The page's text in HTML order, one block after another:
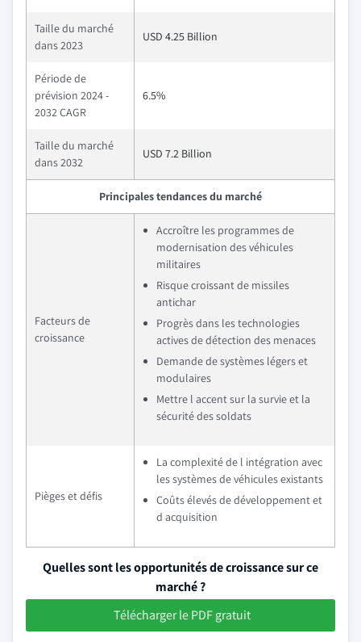
Taille du marché
dans 2023
USD 4.25 Billion
Période de
prévision 2024 -
2032 CAGR
6.5%
Taille du marché
dans 2032
USD 7.2 Billion
Principales tendances du marché
Facteurs de
croissance
Accroître les programmes de
modernisation des véhicules
militaires
Risque croissant de missiles
antichar
Progrès dans les technologies
actives de détection des menaces
Demande de systèmes légers et
modulaires
Mettre l accent sur la survie et la
sécurité des soldats
Pièges et défis
La complexité de l intégration avec
les systèmes de véhicules existants
Coûts élevés de développement et
d acquisition
Quelles sont les opportunités de croissance sur ce
marché ?
Télécharger le PDF gratuit